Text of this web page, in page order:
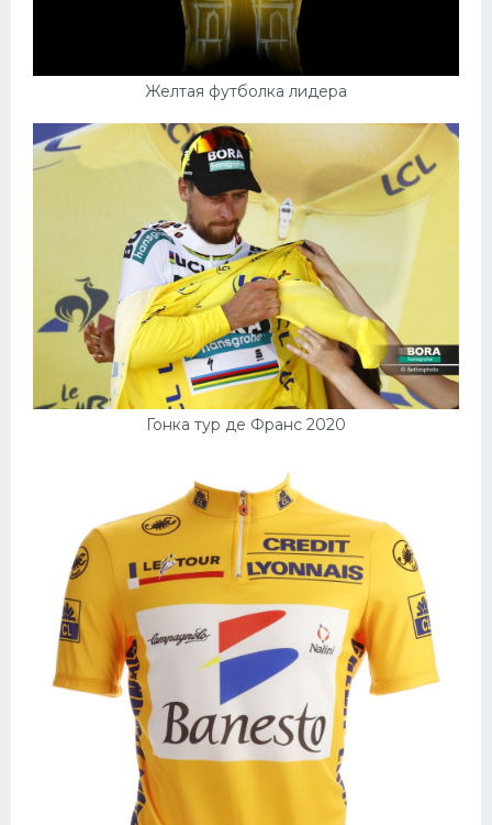
Желтая футболка лидера
Гонка тур де Франс 2020